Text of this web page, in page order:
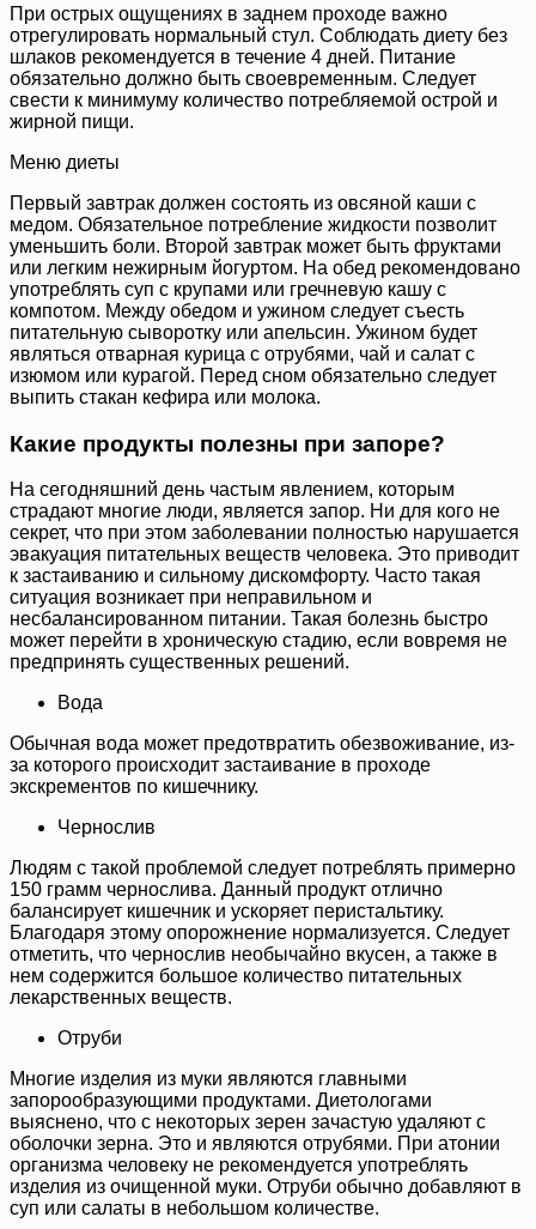
При острых ощущениях в заднем проходе важно
отрегулировать нормальный стул. Соблюдать диету без
шлаков рекомендуется в течение 4 дней. Питание
обязательно должно быть своевременным. Следует
свести к минимуму количество потребляемой острой и
жирной пищи.
Меню диеты
Первый завтрак должен состоять из овсяной каши с
медом. Обязательное потребление жидкости позволит
уменьшить боли. Второй завтрак может быть фруктами
или легким нежирным йогуртом. На обед рекомендовано
употреблять суп с крупами или гречневую кашу с
компотом. Между обедом и ужином следует съесть
питательную сыворотку или апельсин. Ужином будет
являться отварная курица с отрубями, чай и салат с
изюмом или курагой. Перед сном обязательно следует
выпить стакан кефира или молока.
Какие продукты полезны при запоре?
На сегодняшний день частым явлением, которым
страдают многие люди, является запор. Ни для кого не
секрет, что при этом заболевании полностью нарушается
эвакуация питательных веществ человека. Это приводит
к застаиванию и сильному дискомфорту. Часто такая
ситуация возникает при неправильном и
несбалансированном питании. Такая болезнь быстро
может перейти в хроническую стадию, если вовремя не
предпринять существенных решений.
Вода
Обычная вода может предотвратить обезвоживание, из-
за которого происходит застаивание в проходе
экскрементов по кишечнику.
Чернослив
Людям с такой проблемой следует потреблять примерно
150 грамм чернослива. Данный продукт отлично
балансирует кишечник и ускоряет перистальтику.
Благодаря этому опорожнение нормализуется. Следует
отметить, что чернослив необычайно вкусен, а также в
нем содержится большое количество питательных
лекарственных веществ.
Отруби
Многие изделия из муки являются главными
запорообразующими продуктами. Диетологами
выяснено, что с некоторых зерен зачастую удаляют с
оболочки зерна. Это и являются отрубями. При атонии
организма человеку не рекомендуется употреблять
изделия из очищенной муки. Отруби обычно добавляют в
суп или салаты в небольшом количестве.